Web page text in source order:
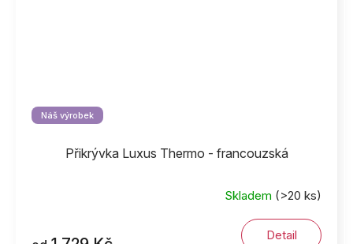
Náš výrobek
Přikrývka Luxus Thermo - francouzská
Skladem (>20 ks)
Detail